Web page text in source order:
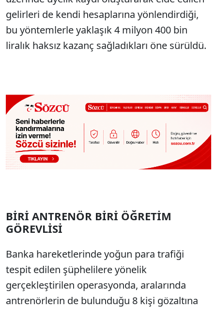
gelirleri de kendi hesaplarına yönlendirdiği,
bu yöntemlerle yaklaşık 4 milyon 400 bin
liralık haksız kazanç sağladıkları öne sürüldü.
BİRİ ANTRENÖR BİRİ ÖĞRETİM
GÖREVLİSİ
Banka hareketlerinde yoğun para trafiği
tespit edilen şüphelilere yönelik
gerçekleştirilen operasyonda, aralarında
antrenörlerin de bulunduğu 8 kişi gözaltına